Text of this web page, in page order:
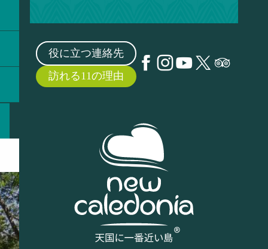
役に立つ連絡先
訪れる11の理由